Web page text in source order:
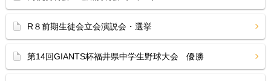
R８前期生徒会立会演説会・選挙
第14回GIANTS杯福井県中学生野球大会 優勝